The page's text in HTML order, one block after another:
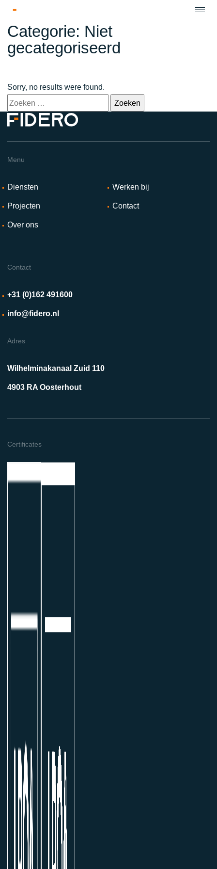
Categorie: Niet
gecategoriseerd
Sorry, no results were found.
Zoeken
naar:
Menu
Diensten
Projecten
Over ons
Werken bij
Contact
Contact
+31 (0)162 491600
info@fidero.nl
Adres
Wilhelminakanaal Zuid 110
4903 RA Oosterhout
Certificates